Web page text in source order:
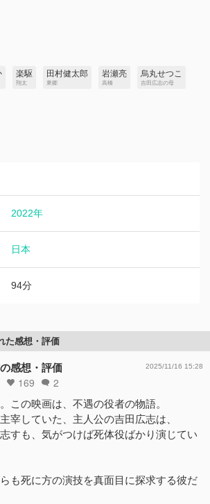
楽駆
翔太
田村健太郎
東郷
岩瀬亮
高橋
烏丸せつこ
吉田広志の母
2022年
日本
94分
た感想・評価
感想・評価
169 2
2025/11/16 15:28
この映画は、不遇の役者の物語。
宰していた、主人公​の吉田広志は、
すも、気がつけば死体役ばかり演じてい
も死に方の演技を真面目に探求する彼だ